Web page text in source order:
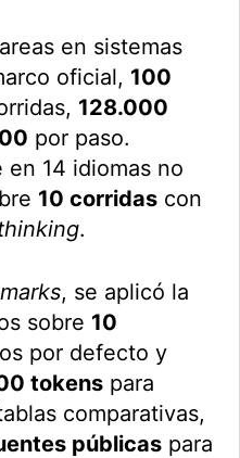
en sistemas
oficial, 100
128.000
por paso.
en 14 idiomas no
10 corridas con
.
, se aplicó la
sobre 10
por defecto y
tokens para
comparativas,
públicas para